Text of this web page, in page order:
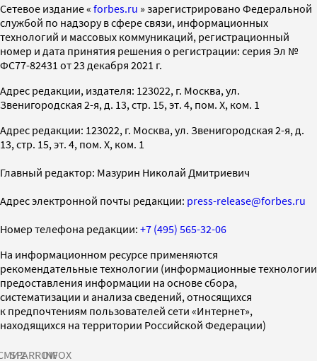
Cетевое издание « forbes.ru » зарегистрировано Федеральной
службой по надзору в сфере связи, информационных
технологий и массовых коммуникаций, регистрационный
номер и дата принятия решения о регистрации: серия Эл №
ФС77-82431 от 23 декабря 2021 г.
Адрес редакции, издателя: 123022, г. Москва, ул.
Звенигородская 2-я, д. 13, стр. 15, эт. 4, пом. X, ком. 1
Адрес редакции: 123022, г. Москва, ул. Звенигородская 2-я, д.
13, стр. 15, эт. 4, пом. X, ком. 1
Главный редактор: Мазурин Николай Дмитриевич
Адрес электронной почты редакции: press-release@forbes.ru
Номер телефона редакции: +7 (495) 565-32-06
На информационном ресурсе применяются
рекомендательные технологии (информационные технологии
предоставления информации на основе сбора,
систематизации и анализа сведений, относящихся
к предпочтениям пользователей сети «Интернет»,
находящихся на территории Российской Федерации)
SPARROWINFOX